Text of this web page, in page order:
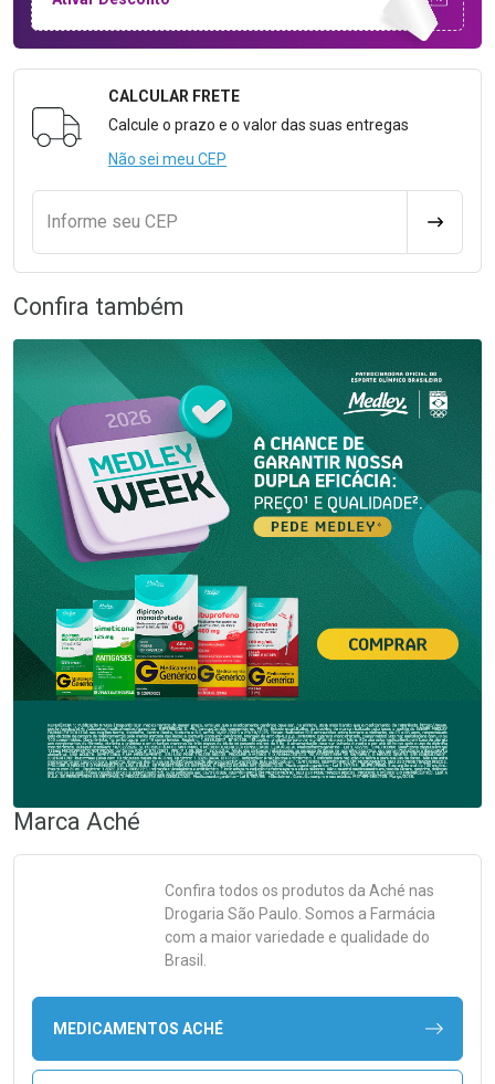
Formulário para Calcular o Frete
CALCULAR FRETE
Calcule o prazo e o valor das suas entregas
Não sei meu CEP
Informe seu CEP
Confira também
Marca Aché
Confira todos os produtos da Aché nas
Drogaria São Paulo. Somos a Farmácia
com a maior variedade e qualidade do
Brasil.
MEDICAMENTOS ACHÉ